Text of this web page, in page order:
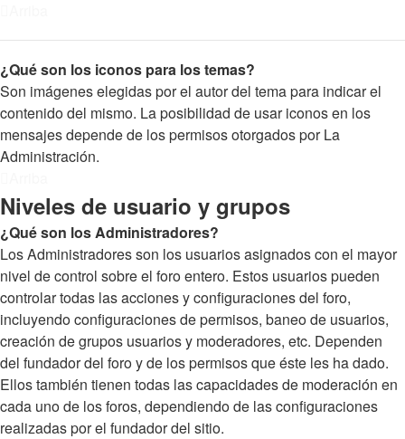
¿Qué son los iconos para los temas?
Son imágenes elegidas por el autor del tema para indicar el
contenido del mismo. La posibilidad de usar iconos en los
mensajes depende de los permisos otorgados por La
Administración.
Niveles de usuario y grupos
¿Qué son los Administradores?
Los Administradores son los usuarios asignados con el mayor
nivel de control sobre el foro entero. Estos usuarios pueden
controlar todas las acciones y configuraciones del foro,
incluyendo configuraciones de permisos, baneo de usuarios,
creación de grupos usuarios y moderadores, etc. Dependen
del fundador del foro y de los permisos que éste les ha dado.
Ellos también tienen todas las capacidades de moderación en
cada uno de los foros, dependiendo de las configuraciones
realizadas por el fundador del sitio.